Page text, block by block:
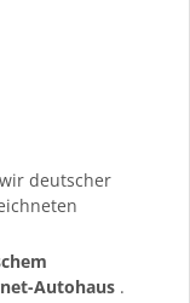
deutscher
Autohaus .